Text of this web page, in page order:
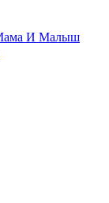
И Малыш